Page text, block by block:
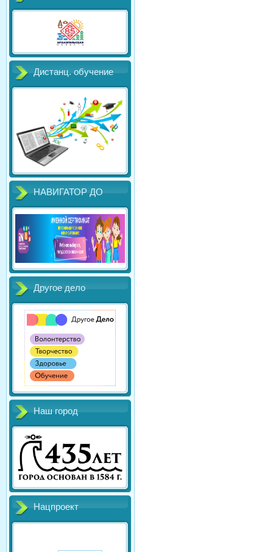
Дистанц. обучение
НАВИГАТОР ДО
Другое дело
Наш город
Нацпроект